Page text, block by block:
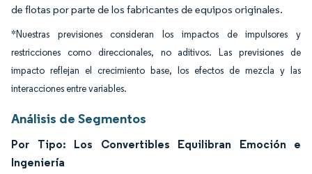
de flotas por parte de los fabricantes de equipos originales.
*Nuestras previsiones consideran los impactos de impulsores y
restricciones como direccionales, no aditivos. Las previsiones de
impacto reflejan el crecimiento base, los efectos de mezcla y las
interacciones entre variables.
Análisis de Segmentos
Por Tipo: Los Convertibles Equilibran Emoción e
Ingeniería